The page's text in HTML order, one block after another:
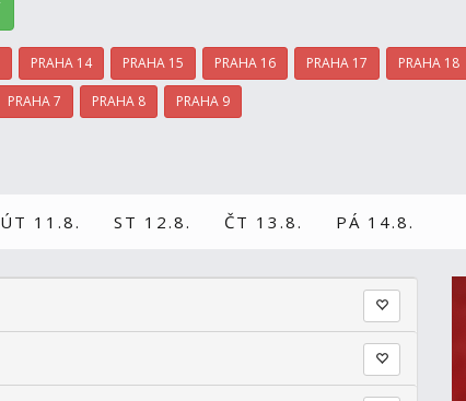
PRAHA 14 PRAHA 15 PRAHA 16 PRAHA 17 PRAHA 18
PRAHA 7 PRAHA 8 PRAHA 9
ÚT 11.8. ST 12.8. ČT 13.8. PÁ 14.8.